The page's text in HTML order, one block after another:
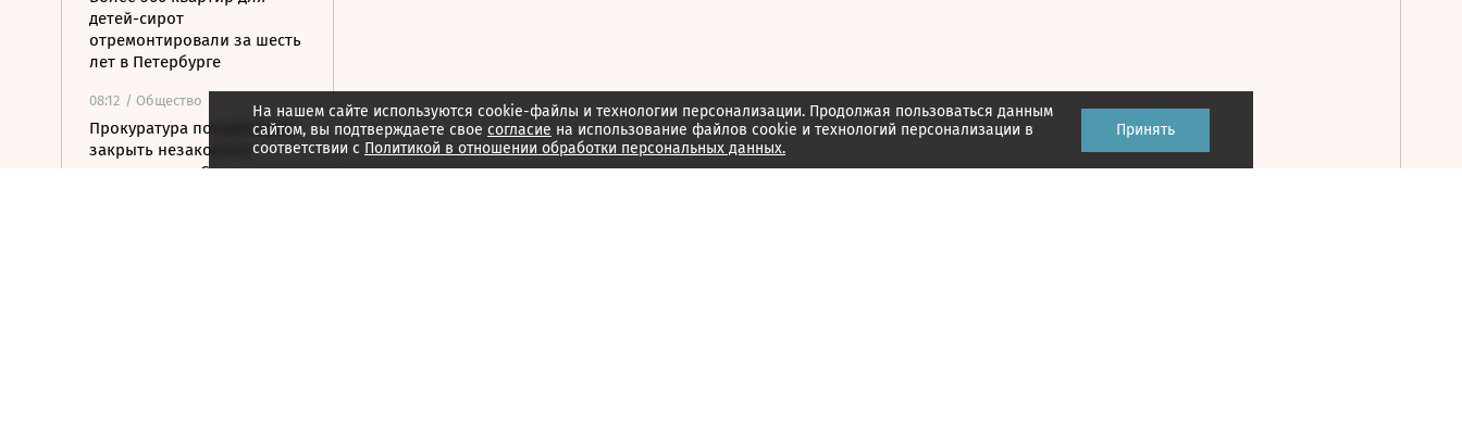
детей-сирот
отремонтировали за шесть
лет в Петербурге
08:12 / Общество
Прокуратура потребовала
закрыть незаконные
пансионаты в Стрельне
На нашем сайте используются cookie-файлы и технологии персонализации. Продолжая пользоваться данным
сайтом, вы подтверждаете свое согласие на использование файлов cookie и технологий персонализации в
соответствии с Политикой в отношении обработки персональных данных.
Принять